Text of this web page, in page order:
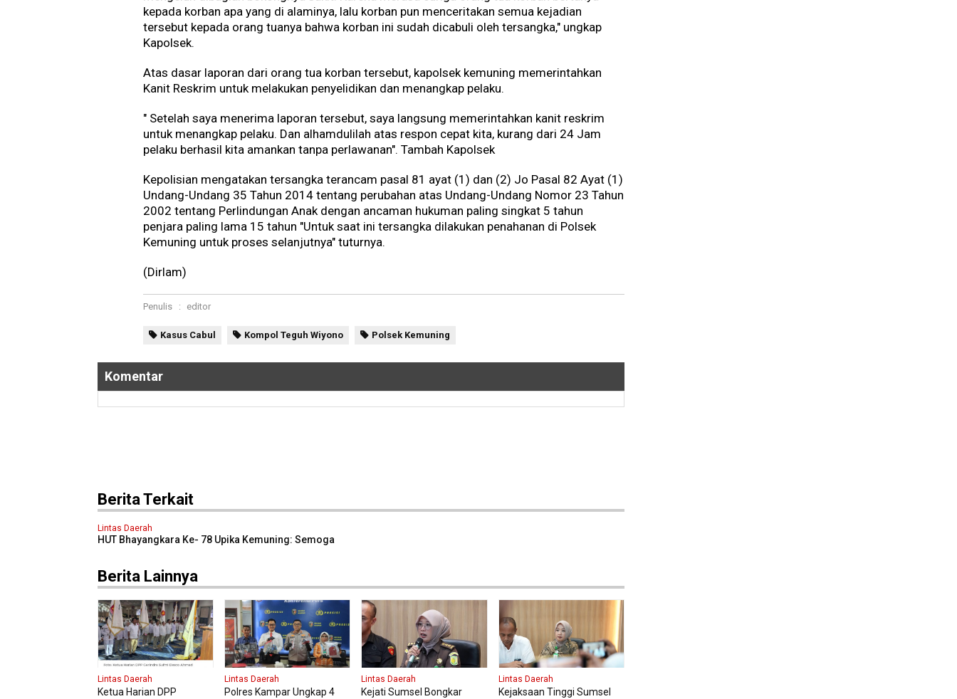
kepada korban apa yang di alaminya, lalu korban pun menceritakan semua kejadian
tersebut kepada orang tuanya bahwa korban ini sudah dicabuli oleh tersangka," ungkap
Kapolsek.
Atas dasar laporan dari orang tua korban tersebut, kapolsek kemuning memerintahkan
Kanit Reskrim untuk melakukan penyelidikan dan menangkap pelaku.
" Setelah saya menerima laporan tersebut, saya langsung memerintahkan kanit reskrim
untuk menangkap pelaku. Dan alhamdulilah atas respon cepat kita, kurang dari 24 Jam
pelaku berhasil kita amankan tanpa perlawanan". Tambah Kapolsek
Kepolisian mengatakan tersangka terancam pasal 81 ayat (1) dan (2) Jo Pasal 82 Ayat (1)
Undang-Undang 35 Tahun 2014 tentang perubahan atas Undang-Undang Nomor 23 Tahun
2002 tentang Perlindungan Anak dengan ancaman hukuman paling singkat 5 tahun
penjara paling lama 15 tahun "Untuk saat ini tersangka dilakukan penahanan di Polsek
Kemuning untuk proses selanjutnya" tuturnya.
(Dirlam)
Penulis : editor
Kasus Cabul Kompol Teguh Wiyono Polsek Kemuning
Komentar
Berita Terkait
Lintas Daerah
HUT Bhayangkara Ke- 78 Upika Kemuning: Semoga
Berita Lainnya
Lintas Daerah
Ketua Harian DPP
Lintas Daerah
Polres Kampar Ungkap 4
Lintas Daerah
Kejati Sumsel Bongkar
Lintas Daerah
Kejaksaan Tinggi Sumsel